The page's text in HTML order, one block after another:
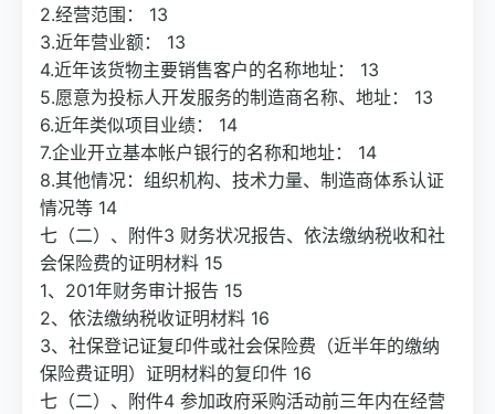
2.经营范围： 13
3.近年营业额： 13
4.近年该货物主要销售客户的名称地址： 13
5.愿意为投标人开发服务的制造商名称、地址： 13
6.近年类似项目业绩： 14
7.企业开立基本帐户银行的名称和地址： 14
8.其他情况：组织机构、技术力量、制造商体系认证
情况等 14
七（二）、附件3 财务状况报告、依法缴纳税收和社
会保险费的证明材料 15
1、201年财务审计报告 15
2、依法缴纳税收证明材料 16
3、社保登记证复印件或社会保险费（近半年的缴纳
保险费证明）证明材料的复印件 16
七（二）、附件4 参加政府采购活动前三年内在经营